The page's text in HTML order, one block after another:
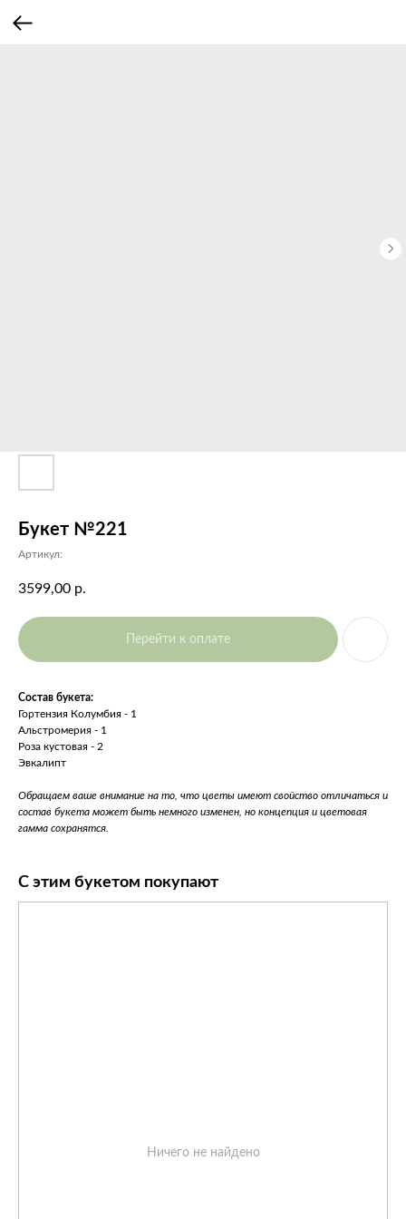
Букет №221
Артикул:
3599,00 р.
Перейти к оплате
Состав букета:
Гортензия Колумбия - 1
Альстромерия - 1
Роза кустовая - 2
Эвкалипт
Обращаем ваше внимание на то, что цветы имеют свойство отличаться и
состав букета может быть немного изменен, но концепция и цветовая
гамма сохранятся.
С этим букетом покупают
Ничего не найдено